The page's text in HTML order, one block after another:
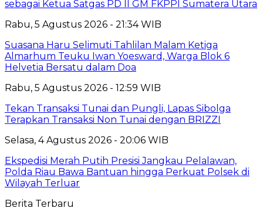
sebagai Ketua Satgas PD II GM FKPPI Sumatera Utara
Rabu, 5 Agustus 2026 - 21:34 WIB
Suasana Haru Selimuti Tahlilan Malam Ketiga
Almarhum Teuku Iwan Yoesward, Warga Blok 6
Helvetia Bersatu dalam Doa
Rabu, 5 Agustus 2026 - 12:59 WIB
Tekan Transaksi Tunai dan Pungli, Lapas Sibolga
Terapkan Transaksi Non Tunai dengan BRIZZI
Selasa, 4 Agustus 2026 - 20:06 WIB
Ekspedisi Merah Putih Presisi Jangkau Pelalawan,
Polda Riau Bawa Bantuan hingga Perkuat Polsek di
Wilayah Terluar
Berita Terbaru